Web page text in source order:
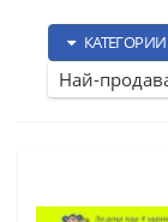
КАТЕГОРИИ